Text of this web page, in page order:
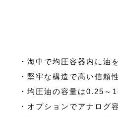
・海中で均圧容器内に油
・堅牢な構造で高い信頼
・均圧油の容量は0.25～
・オプションでアナログ